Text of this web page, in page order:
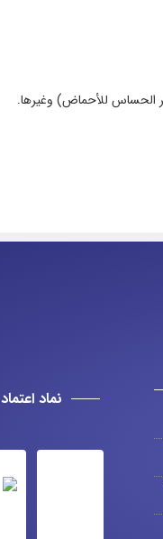
الحساس للأحماض) وغيرها.
نماد اعتماد